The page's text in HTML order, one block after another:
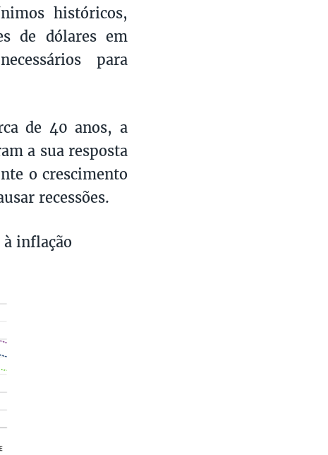
históricos,
de dólares em
para
de 40 anos, a
a sua resposta
o crescimento
recessões.
inflação